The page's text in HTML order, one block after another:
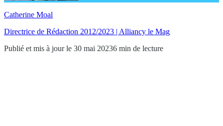
Catherine Moal
Directrice de Rédaction 2012/2023 | Alliancy le Mag
Publié et mis à jour le 30 mai 20236 min de lecture